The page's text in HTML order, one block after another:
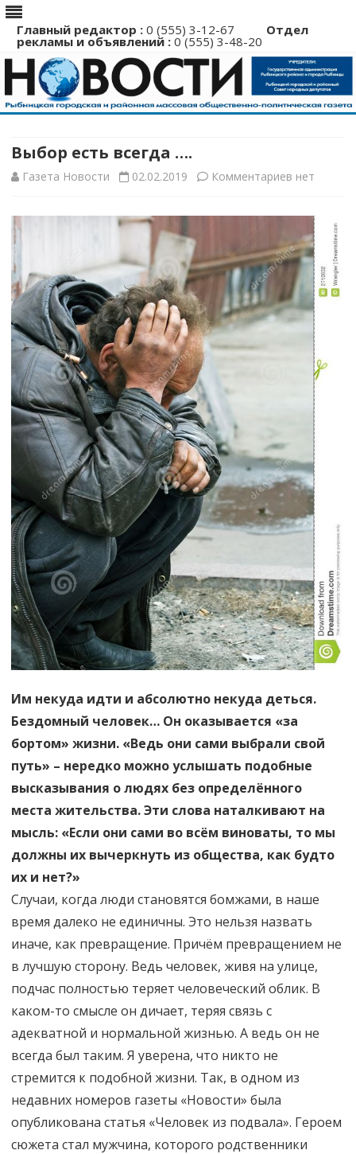
Главный редактор : 0 (555) 3-12-67 Отдел
рекламы и объявлений : 0 (555) 3-48-20
Перейти
Выбор есть всегда ….
Газета Новости 02.02.2019 Комментариев к
Выбор
есть
всегда
….
нет
Им некуда идти и абсолютно некуда деться.
Бездомный человек… Он оказывается «за
бортом» жизни. «Ведь они сами выбрали свой
путь» – нередко можно услышать подобные
высказывания о людях без определённого
места жительства. Эти слова наталкивают на
мысль: «Если они сами во всём виноваты, то мы
должны их вычеркнуть из общества, как будто
их и нет?»
Случаи, когда люди становятся бомжами, в наше
время далеко не единичны. Это нельзя назвать
иначе, как превращение. Причём превращением не
в лучшую сторону. Ведь человек, живя на улице,
подчас полностью теряет человеческий облик. В
каком-то смысле он дичает, теряя связь с
адекватной и нормальной жизнью. А ведь он не
всегда был таким. Я уверена, что никто не
стремится к подобной жизни. Так, в одном из
недавних номеров газеты «Новости» была
опубликована статья «Человек из подвала». Героем
сюжета стал мужчина, которого родственники